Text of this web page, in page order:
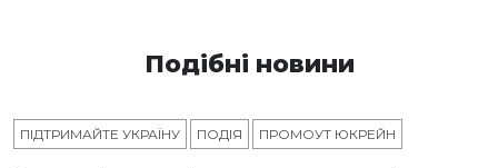
Подібні новини
ПІДТРИМАЙТЕ УКРАЇНУ ПОДІЯ ПРОМОУТ ЮКРЕЙН